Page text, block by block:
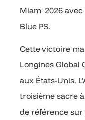
Miami 2026
Blue PS.
Cette victoire
Longines Global
aux États-Unis.
troisième sacre
de référence sur